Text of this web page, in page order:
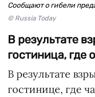
Сообщают о гибели
© Russia Today
В результате
гостиница, где
В результате
гостинице, где